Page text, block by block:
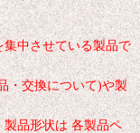
中させている製品で
・交換について)や製
品形状は 各製品ペ